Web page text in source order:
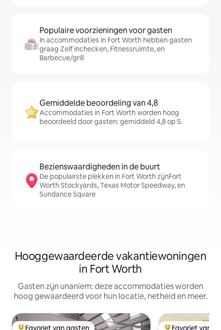
Populaire voorzieningen voor gasten
In accommodaties in Fort Worth hebben gasten
graag Zelf inchecken, Fitnessruimte, en
Barbecue/grill
Gemiddelde beoordeling van 4,8
Accommodaties in Fort Worth worden hoog
beoordeeld door gasten: gemiddeld 4,8 op 5.
Bezienswaardigheden in de buurt
De populairste plekken in Fort Worth zijnFort
Worth Stockyards, Texas Motor Speedway, en
Sundance Square
Hooggewaardeerde vakantiewoningen
in Fort Worth
Gasten zijn unaniem: deze accommodaties worden
hoog gewaardeerd voor hun locatie, netheid en meer.
Favoriet van gasten Favoriet van